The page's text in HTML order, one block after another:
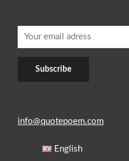
info@quotepoem.com
English